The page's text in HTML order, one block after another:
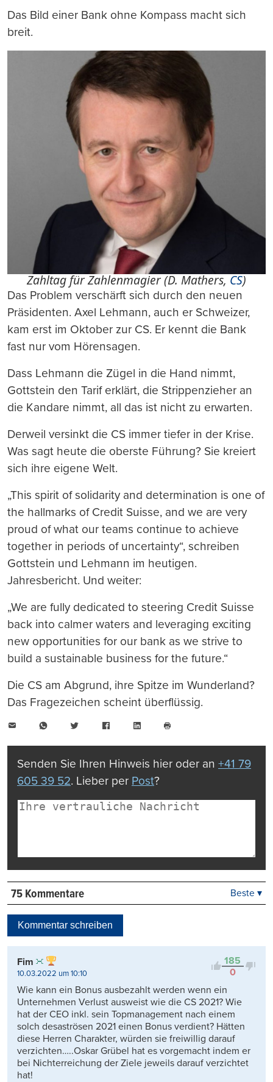
Das Bild einer Bank ohne Kompass macht sich
breit.
Zahltag für Zahlenmagier (D. Mathers, CS)
Das Problem verschärft sich durch den neuen
Präsidenten. Axel Lehmann, auch er Schweizer,
kam erst im Oktober zur CS. Er kennt die Bank
fast nur vom Hörensagen.
Dass Lehmann die Zügel in die Hand nimmt,
Gottstein den Tarif erklärt, die Strippenzieher an
die Kandare nimmt, all das ist nicht zu erwarten.
Derweil versinkt die CS immer tiefer in der Krise.
Was sagt heute die oberste Führung? Sie kreiert
sich ihre eigene Welt.
„This spirit of solidarity and determination is one of
the hallmarks of Credit Suisse, and we are very
proud of what our teams continue to achieve
together in periods of uncertainty“, schreiben
Gottstein und Lehmann im heutigen.
Jahresbericht. Und weiter:
„We are fully dedicated to steering Credit Suisse
back into calmer waters and leveraging exciting
new opportunities for our bank as we strive to
build a sustainable business for the future.“
Die CS am Abgrund, ihre Spitze im Wunderland?
Das Fragezeichen scheint überflüssig.
WhatsAppTwitter FacebookLinkedIn
drucken
Senden Sie Ihren Hinweis hier oder an +41 79
605 39 52. Lieber per Post?
75 Kommentare
Kontrovers
Beste ▾
Kommentar schreiben
185
0
Fim
10.03.2022 um 10:10
Wie kann ein Bonus ausbezahlt werden wenn ein
Unternehmen Verlust ausweist wie die CS 2021? Wie
hat der CEO inkl. sein Topmanagement nach einem
solch desaströsen 2021 einen Bonus verdient? Hätten
diese Herren Charakter, würden sie freiwillig darauf
verzichten…..Oskar Grübel hat es vorgemacht indem er
bei Nichterreichung der Ziele jeweils darauf verzichtet
hat!